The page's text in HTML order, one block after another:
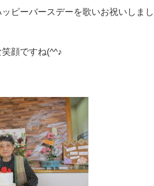
ピーバースデーを歌いお祝いしま
顔ですね(^^♪